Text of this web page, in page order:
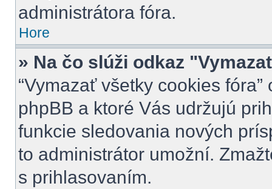
administrátora fóra.
Hore
» Na čo slúži odkaz
“Vymazať všetky cookies
phpBB a ktoré Vás udržujú
funkcie sledovania nových
to administrátor umožní.
s prihlasovaním.